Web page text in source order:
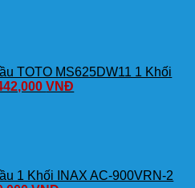
TOTO MS625DW11 1 Khối
VNĐ
1 Khối INAX AC-900VRN-2